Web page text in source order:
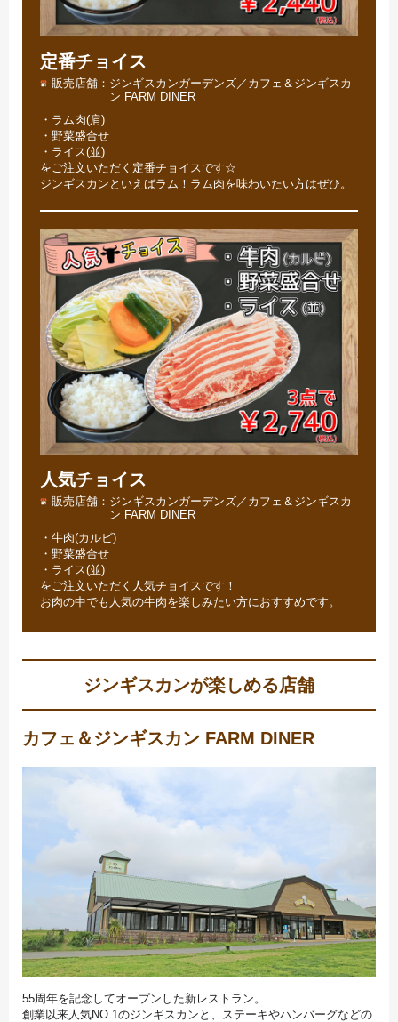
定番チョイス
販売店舗
ジンギスカンガーデンズ／カフェ＆ジンギスカ
ン FARM DINER
・ラム肉(肩)
・野菜盛合せ
・ライス(並)
をご注文いただく定番チョイスです☆
ジンギスカンといえばラム！ラム肉を味わいたい方はぜひ。
人気チョイス
販売店舗
ジンギスカンガーデンズ／カフェ＆ジンギスカ
ン FARM DINER
・牛肉(カルビ)
・野菜盛合せ
・ライス(並)
をご注文いただく人気チョイスです！
お肉の中でも人気の牛肉を楽しみたい方におすすめです。
ジンギスカンが楽しめる店舗
カフェ＆ジンギスカン FARM DINER
55周年を記念してオープンした新レストラン。
創業以来人気NO.1のジンギスカンと、ステーキやハンバーグなどの